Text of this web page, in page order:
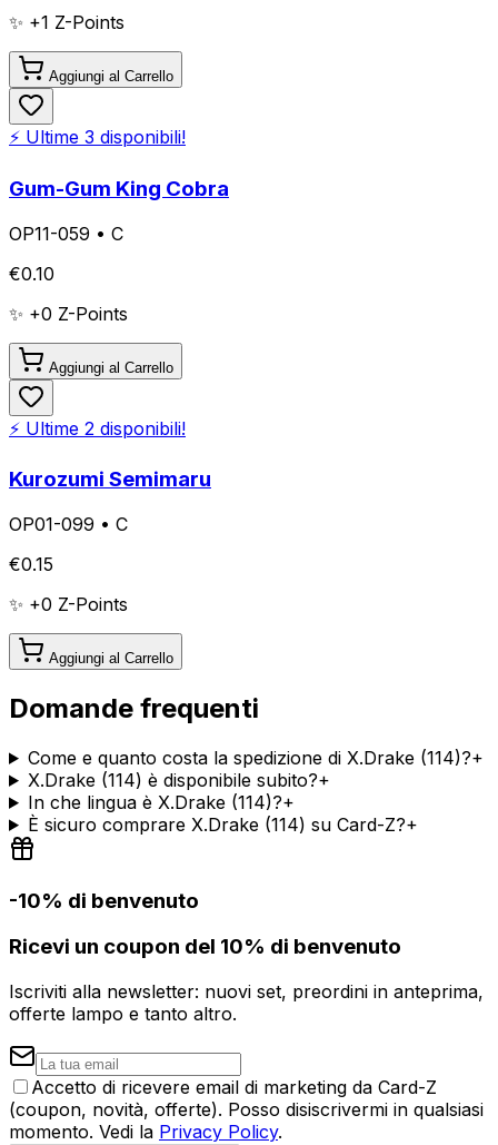
✨ +1 Z-Points
Aggiungi al Carrello
⚡ Ultime 3 disponibili!
Gum-Gum King Cobra
OP11-059 • C
€0.10
✨ +0 Z-Points
Aggiungi al Carrello
⚡ Ultime 2 disponibili!
Kurozumi Semimaru
OP01-099 • C
€0.15
✨ +0 Z-Points
Aggiungi al Carrello
Domande frequenti
Come e quanto costa la spedizione di X.Drake (114)?+
X.Drake (114) è disponibile subito?+
In che lingua è X.Drake (114)?+
È sicuro comprare X.Drake (114) su Card-Z?+
-10% di benvenuto
Ricevi un coupon del 10% di benvenuto
Iscriviti alla newsletter: nuovi set, preordini in anteprima,
offerte lampo e tanto altro.
Accetto di ricevere email di marketing da Card-Z
(coupon, novità, offerte). Posso disiscrivermi in qualsiasi
momento. Vedi la Privacy Policy.